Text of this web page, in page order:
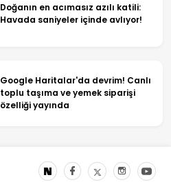
Doğanın en acımasız azılı katili:
Havada saniyeler içinde avlıyor!
Google Haritalar'da devrim! Canlı
toplu taşıma ve yemek siparişi
özelliği yayında